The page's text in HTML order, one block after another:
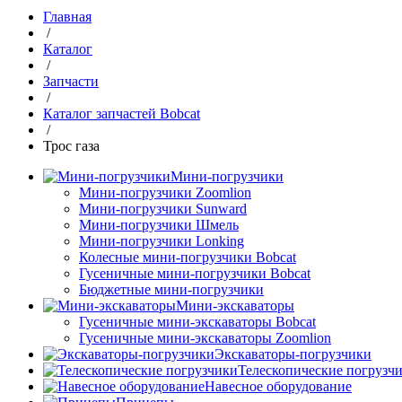
Главная
/
Каталог
/
Запчасти
/
Каталог запчастей Bobcat
/
Трос газа
Мини-погрузчики
Мини-погрузчики Zoomlion
Мини-погрузчики Sunward
Мини-погрузчики Шмель
Мини-погрузчики Lonking
Колесные мини-погрузчики Bobcat
Гусеничные мини-погрузчики Bobcat
Бюджетные мини-погрузчики
Мини-экскаваторы
Гусеничные мини-экскаваторы Bobcat
Гусеничные мини-экскаваторы Zoomlion
Экскаваторы-погрузчики
Телескопические
Навесное оборудование